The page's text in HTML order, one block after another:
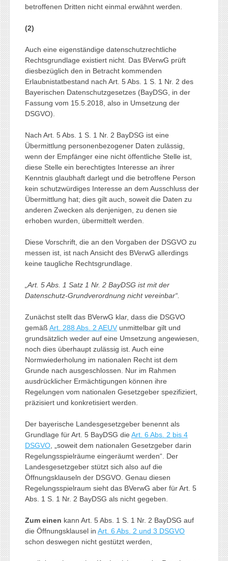
betroffenen Dritten nicht einmal erwähnt werden.
(2)
Auch eine eigenständige datenschutzrechtliche
Rechtsgrundlage existiert nicht. Das BVerwG prüft
diesbezüglich den in Betracht kommenden
Erlaubnistatbestand nach Art. 5 Abs. 1 S. 1 Nr. 2 des
Bayerischen Datenschutzgesetzes (BayDSG, in der
Fassung vom 15.5.2018, also in Umsetzung der
DSGVO).
Nach Art. 5 Abs. 1 S. 1 Nr. 2 BayDSG ist eine
Übermittlung personenbezogener Daten zulässig,
wenn der Empfänger eine nicht öffentliche Stelle ist,
diese Stelle ein berechtigtes Interesse an ihrer
Kenntnis glaubhaft darlegt und die betroffene Person
kein schutzwürdiges Interesse an dem Ausschluss der
Übermittlung hat; dies gilt auch, soweit die Daten zu
anderen Zwecken als denjenigen, zu denen sie
erhoben wurden, übermittelt werden.
Diese Vorschrift, die an den Vorgaben der DSGVO zu
messen ist, ist nach Ansicht des BVerwG allerdings
keine taugliche Rechtsgrundlage.
„Art. 5 Abs. 1 Satz 1 Nr. 2 BayDSG ist mit der
Datenschutz-Grundverordnung nicht vereinbar“.
Zunächst stellt das BVerwG klar, dass die DSGVO
gemäß Art. 288 Abs. 2 AEUVunmittelbar gilt und
grundsätzlich weder auf eine Umsetzung angewiesen,
noch dies überhaupt zulässig ist. Auch eine
Normwiederholung im nationalen Recht ist dem
Grunde nach ausgeschlossen. Nur im Rahmen
ausdrücklicher Ermächtigungen können ihre
Regelungen vom nationalen Gesetzgeber spezifiziert,
präzisiert und konkretisiert werden.
Der bayerische Landesgesetzgeber benennt als
Grundlage für Art. 5 BayDSG die Art. 6 Abs. 2 bis 4
DSGVO, „soweit dem nationalen Gesetzgeber darin
Regelungsspielräume eingeräumt werden“. Der
Landesgesetzgeber stützt sich also auf die
Öffnungsklauseln der DSGVO. Genau diesen
Regelungsspielraum sieht das BVerwG aber für Art. 5
Abs. 1 S. 1 Nr. 2 BayDSG als nicht gegeben.
Zum einen kann Art. 5 Abs. 1 S. 1 Nr. 2 BayDSG auf
die Öffnungsklausel in Art. 6 Abs. 2 und 3 DSGVO
schon deswegen nicht gestützt werden,